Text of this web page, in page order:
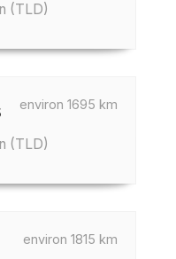
(TLD)
environ 1695 km
(TLD)
environ 1815 km